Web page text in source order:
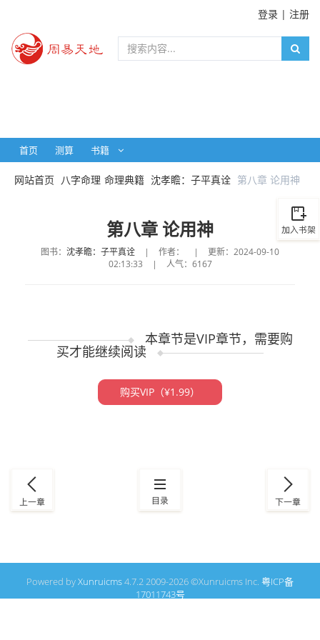
登录 | 注册
首页 测算 书籍
网站首页 八字命理 命理典籍 沈孝瞻：子平真诠 第八章 论用神
第八章 论用神
图书： 沈孝瞻：子平真诠 | 作者： |
更新：2024-09-10
02:13:33
| 人气：6167
本章节是VIP章节，需要购
买才能继续阅读
购买VIP（¥1.99）
Powered byXunruicms4.7.2 2009-2026 ©Xunruicms Inc. 粤ICP备
17011743号